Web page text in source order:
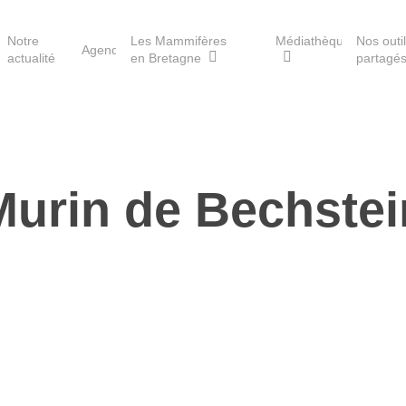
Les Havres de paix pour la
loutre
Notre
actualité
Agenda
Les Mammifères
en Bretagne
Médiathèque
Nos
partagés
de